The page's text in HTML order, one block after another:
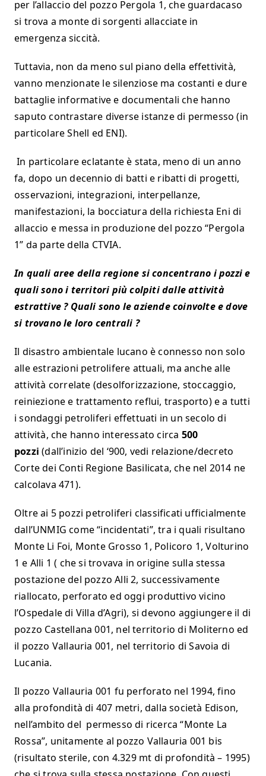
per l’allaccio del pozzo Pergola 1, che guardacaso
si trova a monte di sorgenti allacciate in
emergenza siccità.
Tuttavia, non da meno sul piano della effettività,
vanno menzionate le silenziose ma costanti e dure
battaglie informative e documentali che hanno
saputo contrastare diverse istanze di permesso (in
particolare Shell ed ENI).
In particolare eclatante è stata, meno di un anno
fa, dopo un decennio di batti e ribatti di progetti,
osservazioni, integrazioni, interpellanze,
manifestazioni, la bocciatura della richiesta Eni di
allaccio e messa in produzione del pozzo “Pergola
1” da parte della CTVIA.
In quali aree della regione si concentrano i pozzi e
quali sono i territori più colpiti dalle attività
estrattive ? Quali sono le aziende coinvolte e dove
si trovano le loro centrali ?
Il disastro ambientale lucano è connesso non solo
alle estrazioni petrolifere attuali, ma anche alle
attività correlate (desolforizzazione, stoccaggio,
reiniezione e trattamento reflui, trasporto) e a tutti
i sondaggi petroliferi effettuati in un secolo di
attività, che hanno interessato circa 500
pozzi (dall’inizio del ‘900, vedi relazione/decreto
Corte dei Conti Regione Basilicata, che nel 2014 ne
calcolava 471).
Oltre ai 5 pozzi petroliferi classificati ufficialmente
dall’UNMIG come “incidentati”, tra i quali risultano
Monte Li Foi, Monte Grosso 1, Policoro 1, Volturino
1 e Alli 1 ( che si trovava in origine sulla stessa
postazione del pozzo Alli 2, successivamente
riallocato, perforato ed oggi produttivo vicino
l’Ospedale di Villa d’Agri), si devono aggiungere il di
pozzo Castellana 001, nel territorio di Moliterno ed
il pozzo Vallauria 001, nel territorio di Savoia di
Lucania.
Il pozzo Vallauria 001 fu perforato nel 1994, fino
alla profondità di 407 metri, dalla società Edison,
nell’ambito del permesso di ricerca “Monte La
Rossa”, unitamente al pozzo Vallauria 001 bis
(risultato sterile, con 4.329 mt di profondità – 1995)